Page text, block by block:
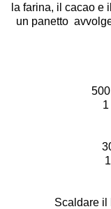
la farina, il cacao e
un panetto
Scaldare il